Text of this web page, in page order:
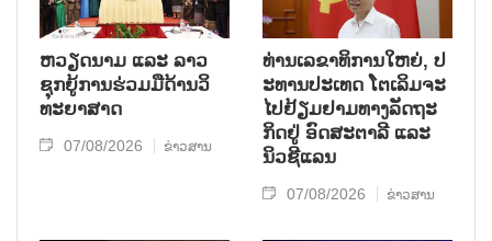
ຫວຽດ​ນາມ ແລະ ລາວ​
ຊຸກ​ຍູ້​ການ​ຮ່ວມ​ມື​ດ້ານວ​ິ​
ທະ​ຍາ​ສາດ
07/08/2026 ຂ່າວສານ
ທ່ານ​ເລ​ຂາ​ທິ​ການ​ໃຫຍ່, ປ​
ະ​ທານ​ປະ​ເທດ ໂຕ​ເລິມ​ຈະ​
ໄປ​ຢ້ຽມ​ຢາມ​ທາງ​ລັດ​ຖະ​
ກິດ​ຢູ່ ອົດ​ສະ​ຕາ​ລີ ແລະ
ນິວ​ຊີ​ແລນ
07/08/2026 ຂ່າວສານ